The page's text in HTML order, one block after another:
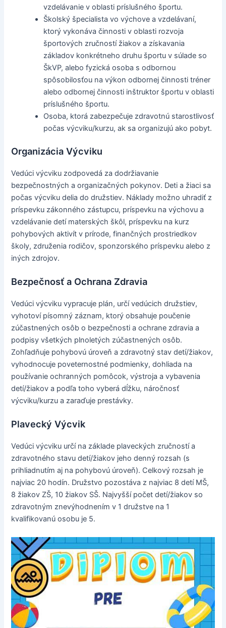
vzdelávanie v oblasti príslušného športu.
Školský špecialista vo výchove a vzdelávaní,
ktorý vykonáva činnosti v oblasti rozvoja
športových zručností žiakov a získavania
základov konkrétneho druhu športu v súlade so
ŠkVP, alebo fyzická osoba s odbornou
spôsobilosťou na výkon odbornej činnosti tréner
alebo odbornej činnosti inštruktor športu v oblasti
príslušného športu.
Osoba, ktorá zabezpečuje zdravotnú starostlivosť
počas výcviku/kurzu, ak sa organizujú ako pobyt.
Organizácia Výcviku
Vedúci výcviku zodpovedá za dodržiavanie
bezpečnostných a organizačných pokynov. Deti a žiaci sa
počas výcviku delia do družstiev. Náklady možno uhradiť z
príspevku zákonného zástupcu, príspevku na výchovu a
vzdelávanie detí materských škôl, príspevku na kurz
pohybových aktivít v prírode, finančných prostriedkov
školy, združenia rodičov, sponzorského príspevku alebo z
iných zdrojov.
Bezpečnosť a Ochrana Zdravia
Vedúci výcviku vypracuje plán, určí vedúcich družstiev,
vyhotoví písomný záznam, ktorý obsahuje poučenie
zúčastnených osôb o bezpečnosti a ochrane zdravia a
podpisy všetkých plnoletých zúčastnených osôb.
Zohľadňuje pohybovú úroveň a zdravotný stav detí/žiakov,
vyhodnocuje poveternostné podmienky, dohliada na
používanie ochranných pomôcok, výstroja a vybavenia
detí/žiakov a podľa toho vyberá dĺžku, náročnosť
výcviku/kurzu a zaraďuje prestávky.
Plavecký Výcvik
Vedúci výcviku určí na základe plaveckých zručností a
zdravotného stavu detí/žiakov jeho denný rozsah (s
prihliadnutím aj na pohybovú úroveň). Celkový rozsah je
najviac 20 hodín. Družstvo pozostáva z najviac 8 detí MŠ,
8 žiakov ZŠ, 10 žiakov SŠ. Najvyšší počet detí/žiakov so
zdravotným znevýhodnením v 1 družstve na 1
kvalifikovanú osobu je 5.